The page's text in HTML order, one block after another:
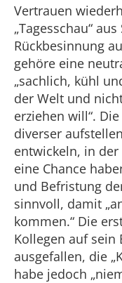
Vertrauen
„Tagesschau“
Rückbesinnung
gehöre eine
„sachlich, kühl
der Welt und
erziehen will“.
diverser
entwickeln, in der
eine Chance
und Befristung
sinnvoll, damit
kommen.“ Die
Kollegen auf sein
ausgefallen, die
habe jedoch